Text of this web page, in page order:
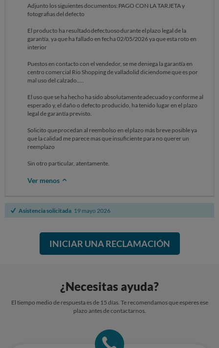
Adjunto los siguientes documentos: PAGO CON LA TARJETA y
fotografias del defecto
El producto ha resultado defectuoso durante el plazo legal de la
garantía, ya que ha fallado en fecha 02/05/2026 ya que esta roto en
interior
Puestos en contacto con el vendedor, se me deniega la garantía en
centro comercial Rio Shopping de valladolid diciendome que es por
mal uso del calzado.....
El uso que se ha hecho ha sido absolutamente adecuado y conforme al
esperado y, el daño o defecto producido, ha tenido lugar en el plazo
legal de garantía previsto.
Solicito que procedan al reembolso en el plazo más breve posible ya
que la calidad me parece mas que insuficiente para no querer un
reemplazo
Sin otro particular, atentamente.
Ver menos
Asistencia solicitada 19 mayo 2026
INICIAR UNA RECLAMACIÓN
¿Necesitas ayuda?
El tiempo medio de respuesta es de 15 días. Te recomendamos que esperes ese
plazo antes de contactarnos.